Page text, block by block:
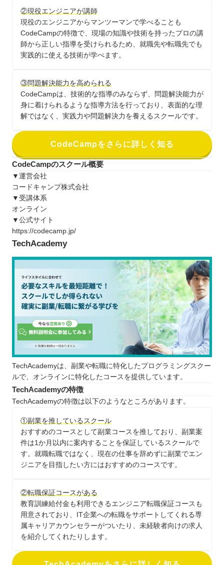
②現役エンジニアが講師
現役のエンジニアからマンツーマンで学べることも
CodeCampの特徴で、現場の知識や技術を持ったプロの講
師から正しい指導を受けられるため、就職先や転職先でも
実践的に使える技術が学べます。
③問題解決能力を高められる
CodeCampは、技術的な指導のみならず、問題解決能力が
身に着けられるような指導方法を行っており、表面的な理
解ではなく、実践力や問題解決力を養えるスクールです。
CodeCampをさらに詳しく知る
CodeCampのスクール概要
▼運営会社
コードキャンプ株式会社
▼受講体系
オンライン
▼公式サイト
https://codecamp.jp/
TechAcademy
TechAcademyは、副業や転職に特化したプログラミングスクー
ルで、オンラインに特化したコースを提供しています。
TechAcademyの特徴
TechAcademyの特徴は以下のようなところがあります。
①副業を推しているスクール
おすすめのコースとして副業コースを推しており、副業案
件は1か月以内に案内することを保証しているスクールで
す。就職転職ではなく、現在の仕事を辞めずに副業でエン
ジニアを目指したい方にはおすすめのコースです。
②転職保証コースがある
教育訓練給付金も利用できるエンジニア転職保証コースも
用意されており、IT企業への転職をサポートしてくれる専
属キャリアカウンセラーがついたり、未経験者向けの求人
を紹介してくれたりします。